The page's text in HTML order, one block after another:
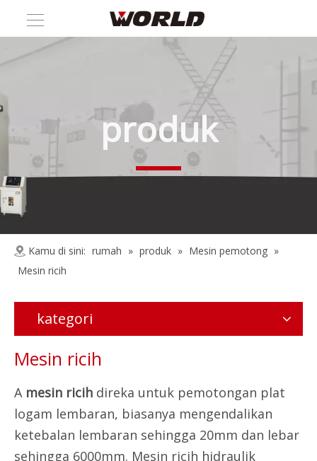
produk
Kamu di sini: rumah » produk » Mesin pemotong »
Mesin ricih
kategori
Mesin ricih
A mesin ricih direka untuk pemotongan plat
logam lembaran, biasanya mengendalikan
ketebalan lembaran sehingga 20mm dan lebar
sehingga 6000mm. Mesin ricih hidraulik